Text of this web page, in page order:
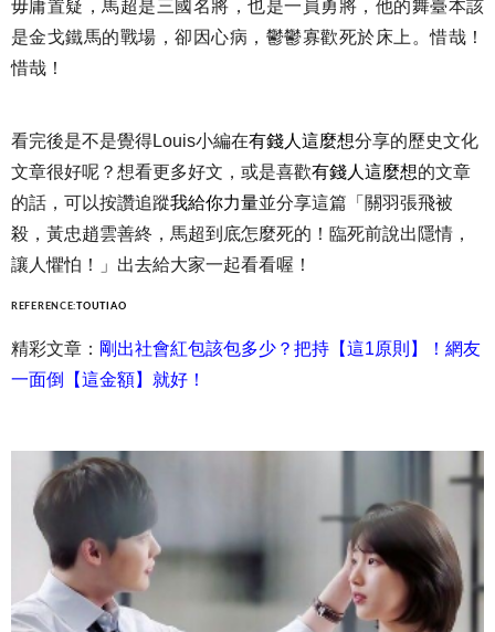
毋庸置疑，馬超是三國名將，也是一員勇將，他的舞臺本該
是金戈鐵馬的戰場，卻因心病，鬱鬱寡歡死於床上。惜哉！
惜哉！
看完後是不是覺得Louis小編在有錢人這麼想分享的歷史文化
文章很好呢？想看更多好文，或是喜歡有錢人這麼想的文章
的話，可以按讚追蹤我給你力量並分享這篇「關羽張飛被
殺，黃忠趙雲善終，馬超到底怎麼死的！臨死前說出隱情，
讓人懼怕！」出去給大家一起看看喔！
REFERENCE: TOUTIAO
精彩文章： 剛出社會紅包該包多少？把持【這1原則】！網友
一面倒【這金額】就好！